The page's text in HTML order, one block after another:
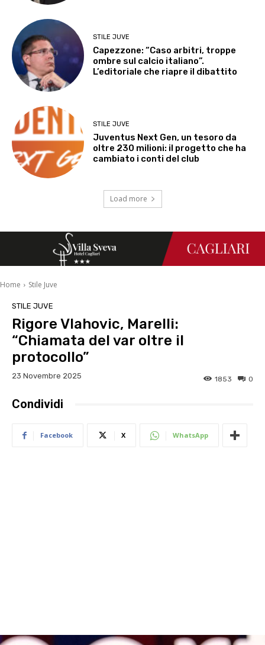
STILE JUVE
Capezzone: “Caso arbitri, troppe
ombre sul calcio italiano”.
L’editoriale che riapre il dibattito
STILE JUVE
Juventus Next Gen, un tesoro da
oltre 230 milioni: il progetto che ha
cambiato i conti del club
Load more